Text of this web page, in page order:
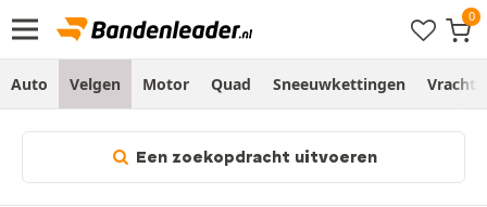
Auto Velgen Motor Quad Sneeuwkettingen
Een zoekopdracht uitvoeren